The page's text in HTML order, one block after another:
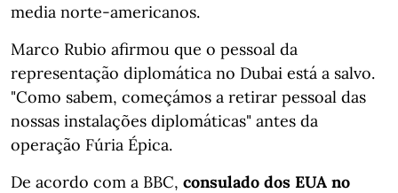
media norte-americanos.
Marco Rubio afirmou que o pessoal da
representação diplomática no Dubai está a salvo.
"Como sabem, começámos a retirar pessoal das
nossas instalações diplomáticas" antes da
operação Fúria Épica.
De acordo com a BBC, consulado dos EUA no